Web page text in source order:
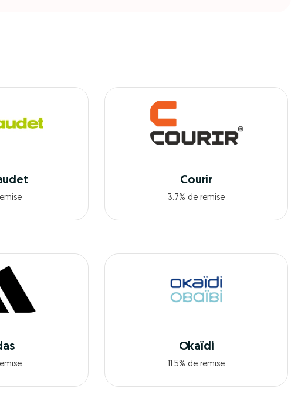
Courir
3.7% de remise
Okaïdi
11.5% de remise